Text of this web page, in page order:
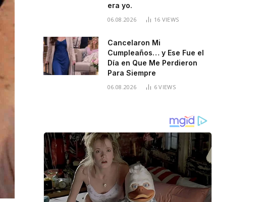
era yo.
06.08.2026 16 VIEWS
Cancelaron Mi
Cumpleaños… y Ese Fue el
Día en Que Me Perdieron
Para Siempre
06.08.2026 6VIEWS